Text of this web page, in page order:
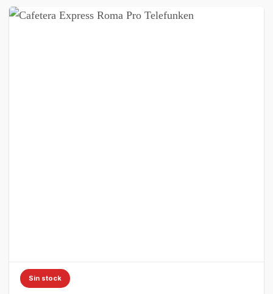
Sin stock